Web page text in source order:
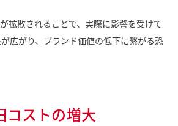
拡散されることで、実際に影響を受けて
広がり、ブランド価値の低下に繋がる恐
コストの増大